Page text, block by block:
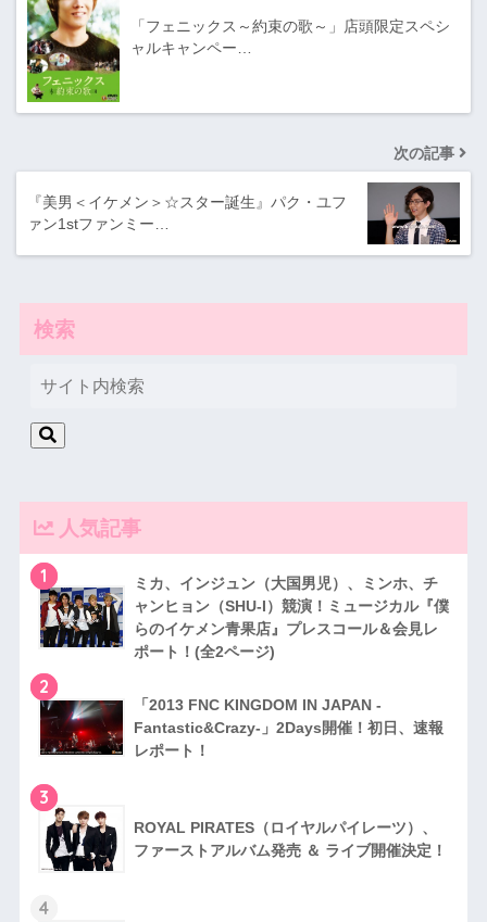
「フェニックス～​約束の歌～」店頭限定​スペシ
ャルキャンペー​…
次の記事
『美男＜イケメン＞☆スター誕生』パク・ユフ
ァン1stファンミー…
検索
人気記事
1
ミカ、インジュン（大国男児）、ミンホ、チ
ャンヒョン（SHU-I）競演！ミュージカル『僕
らのイケメン青果店』プレスコール＆会見レ
ポート！(全2ページ)
2
「2013 FNC KINGDOM IN JAPAN -
Fantastic&Crazy-」2Days開催！初日、速報
レポート！
3
RO​YAL PIRATES（ロイヤルパイレーツ）、
ファ​ーストアルバム発売 ＆ ライブ開催決定！
4